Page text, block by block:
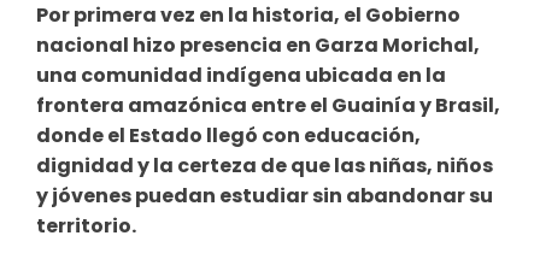
Por primera vez en la historia, el Gobierno
nacional hizo presencia en Garza Morichal,
una comunidad indígena ubicada en la
frontera amazónica entre el Guainía y Brasil,
donde el Estado llegó con educación,
dignidad y la certeza de que las niñas, niños
y jóvenes puedan estudiar sin abandonar su
territorio.